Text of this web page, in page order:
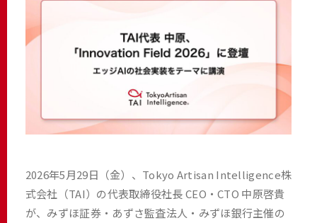
2026年5月29日（金）、Tokyo Artisan Intelligence株
式会社（TAI）の代表取締役社長 CEO・CTO 中原啓貴
が、みずほ証券・あずさ監査法人・みずほ銀行主催の